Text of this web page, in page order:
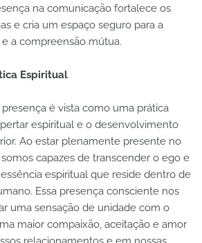
na comunicação fortalece os
e cria um espaço seguro para a
a compreensão mútua.
Espiritual
é vista como uma prática
espiritual e o desenvolvimento
Ao estar plenamente presente no
capazes de transcender o ego e
espiritual que reside dentro de
Essa presença consciente nos
uma sensação de unidade com o
maior compaixão, aceitação e amor